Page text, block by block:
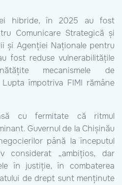
hibride, în 2025 au fost
Comunicare Strategică și
și Agenției Naționale pentru
fost reduse vulnerabilitățile
mecanismele de
împotriva FIMI rămâne
cu fermitate că ritmul
Guvernul de la Chișinău
până la începutul
considerat „ambițios, dar
în justiție, în combaterea
de drept sunt menținute